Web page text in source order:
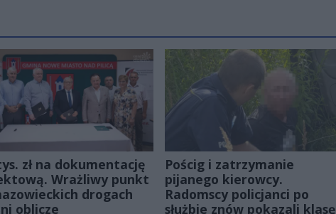
zł na dokumentację
Wrażliwy punkt
drogach
oblicze
Pościg i zatrzymanie
pijanego kierowcy.
Radomscy policjanci po
służbie znów pokazali klasę